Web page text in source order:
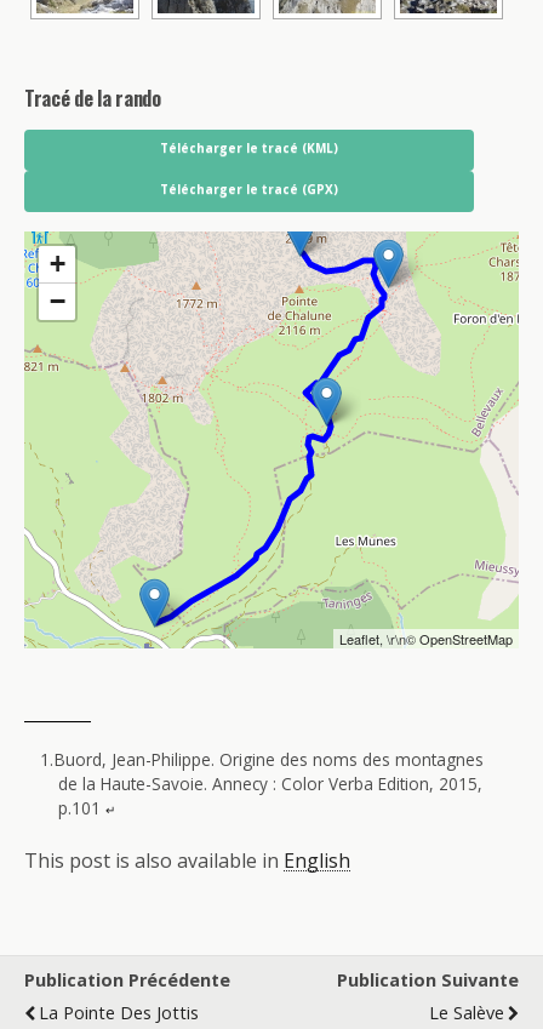
Tracé de la rando
Télécharger le tracé (KML)
Télécharger le tracé (GPX)
+
−
Leaflet, \r\n©OpenStreetMap
Buord, Jean-Philippe. Origine des noms des montagnes
de la Haute-Savoie. Annecy : Color Verba Edition, 2015,
p.101↵
This post is also available in English
Publication Précédente
La Pointe Des Jottis
Publication Suivante
Le Salève